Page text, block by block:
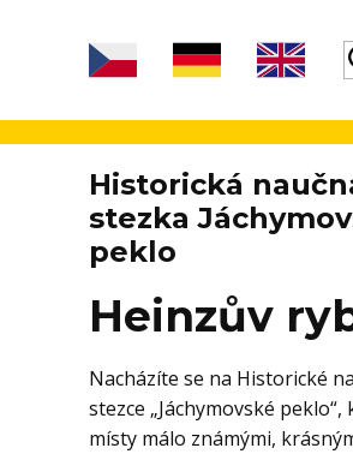
Historická
stezka
peklo
Heinzův
Nacházíte se na Historické
stezce „Jáchymovské peklo“,
místy málo známými,